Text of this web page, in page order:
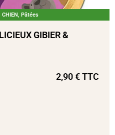
CHIEN, Pâtées
GIBIER &
2,90€TTC